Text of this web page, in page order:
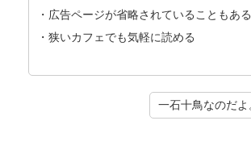
・広告ページが省略されていることもある
・狭いカフェでも気軽に読める
一石十鳥なのだよ